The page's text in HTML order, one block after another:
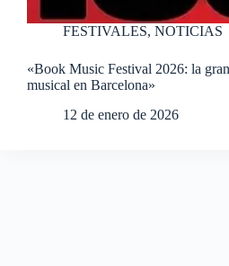
FESTIVALES, NOTICIAS
«Book Music Festival 2026: la
musical en Barcelona»
12 de enero de 2026